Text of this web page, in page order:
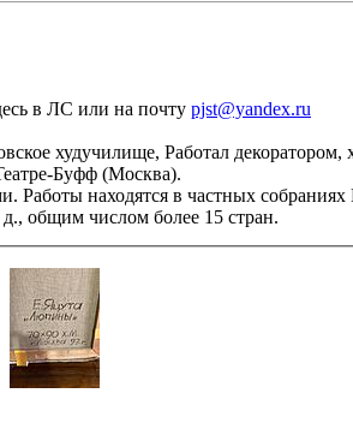
в ЛС или на почту pjst@yandex.ru
худучилище, Работал
Буфф (Москва).
Работы находятся в частных
общим числом более 15 стран.